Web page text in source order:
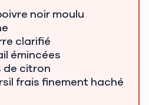
noir moulu
clarifié
émincées
de citron
frais finement haché